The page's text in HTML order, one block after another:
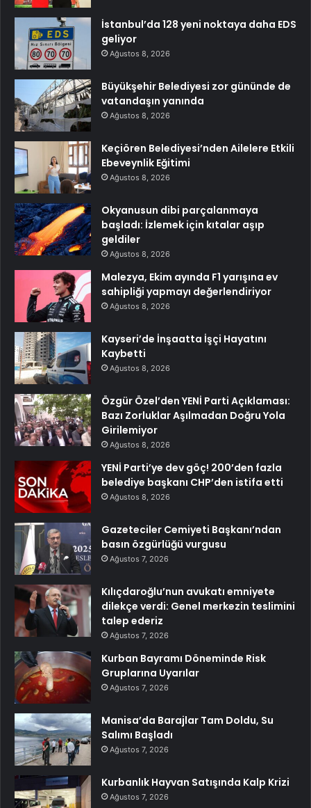
İstanbul’da 128 yeni noktaya daha EDS
geliyor
Ağustos 8, 2026
Büyükşehir Belediyesi zor gününde de
vatandaşın yanında
Ağustos 8, 2026
Keçiören Belediyesi’nden Ailelere Etkili
Ebeveynlik Eğitimi
Ağustos 8, 2026
Okyanusun dibi parçalanmaya
başladı: İzlemek için kıtalar aşıp
geldiler
Ağustos 8, 2026
Malezya, Ekim ayında F1 yarışına ev
sahipliği yapmayı değerlendiriyor
Ağustos 8, 2026
Kayseri’de İnşaatta İşçi Hayatını
Kaybetti
Ağustos 8, 2026
Özgür Özel’den YENİ Parti Açıklaması:
Bazı Zorluklar Aşılmadan Doğru Yola
Girilemiyor
Ağustos 8, 2026
YENİ Parti’ye dev göç! 200’den fazla
belediye başkanı CHP’den istifa etti
Ağustos 8, 2026
Gazeteciler Cemiyeti Başkanı’ndan
basın özgürlüğü vurgusu
Ağustos 7, 2026
Kılıçdaroğlu’nun avukatı emniyete
dilekçe verdi: Genel merkezin teslimini
talep ederiz
Ağustos 7, 2026
Kurban Bayramı Döneminde Risk
Gruplarına Uyarılar
Ağustos 7, 2026
Manisa’da Barajlar Tam Doldu, Su
Salımı Başladı
Ağustos 7, 2026
Kurbanlık Hayvan Satışında Kalp Krizi
Ağustos 7, 2026